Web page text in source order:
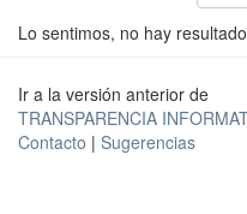
Lo sentimos, no hay
Ir a la versión anterior de
TRANSPARENCIA
Contacto | Sugerencias